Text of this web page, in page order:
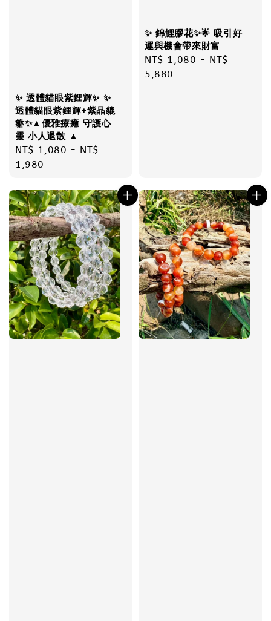
✨ 透體貓眼紫鋰輝✨ ✨
透體貓眼紫鋰輝+紫晶貔
貅✨▲優雅療癒 守護心
靈 小人退散 ▲
Regular
price
NT$ 1,080 - NT$
1,980
✨ 錦鯉膠花✨🌟 吸引好
運與機會帶來財富
Regular
price
NT$ 1,080 - NT$
5,880